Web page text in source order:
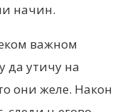
начин.
важном
да утичу на
они желе. Након